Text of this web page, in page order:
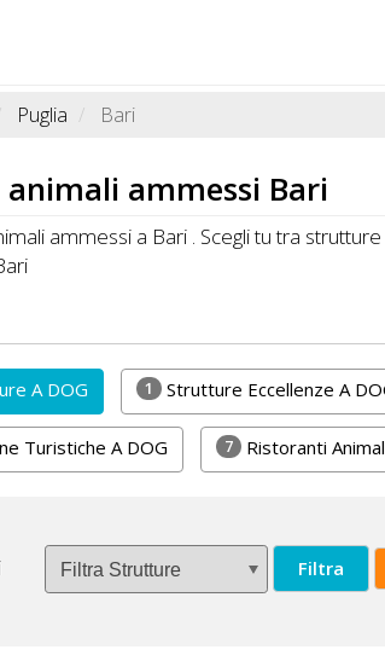
Puglia Bari
animali ammessi Bari
ammessi a Bari . Scegli tu tra
A DOG 1 Strutture Eccellenze A
Turistiche A DOG 7 Ristoranti
Filtra